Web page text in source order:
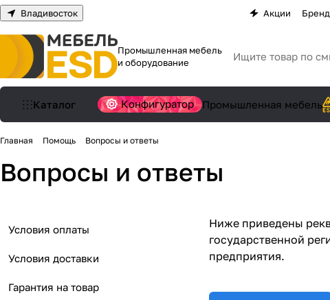
Владивосток Акции
Промышленная мебель
и оборудование
Каталог Конфигуратор Промышленная мебель
Главная Помощь Вопросы и ответы
Вопросы и ответы
Ниже приведены
государственной
предприятия.
Условия оплаты
Условия доставки
Гарантия на товар